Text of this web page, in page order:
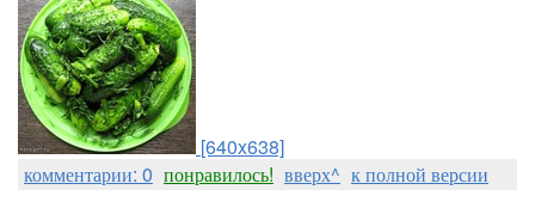
[640x638]
комментарии: 0 понравилось! вверх^ к полной версии